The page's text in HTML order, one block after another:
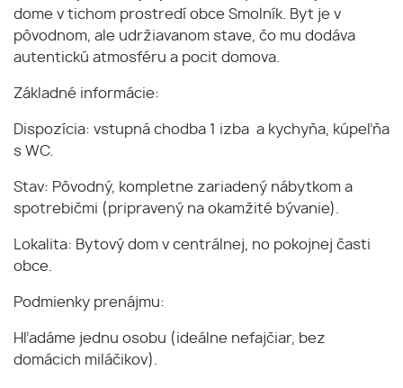
dome v tichom prostredí obce Smolník. Byt je v
pôvodnom, ale udržiavanom stave, čo mu dodáva
autentickú atmosféru a pocit domova.
​Základné informácie:
​Dispozícia: vstupná chodba 1 izba a kychyňa, kúpeľňa
s WC.
​Stav: Pôvodný, kompletne zariadený nábytkom a
spotrebičmi (pripravený na okamžité bývanie).
​Lokalita: Bytový dom v centrálnej, no pokojnej časti
obce.
​Podmienky prenájmu:
​Hľadáme jednu osobu (ideálne nefajčiar, bez
domácich miláčikov).